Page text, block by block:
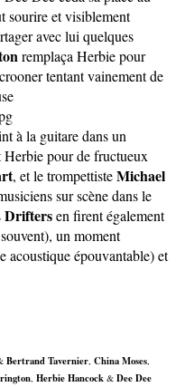
sourire et visiblement
avec lui quelques
remplaça Herbie pour
tentant vainement de
à la guitare dans un
pour de fructueux
, et le trompettisteMichael
sur scène dans le
Driftersen firent également
un moment
acoustique épouvantable) et
Bertrand Tavernier, China Moses,
, Herbie Hancock & Dee Dee